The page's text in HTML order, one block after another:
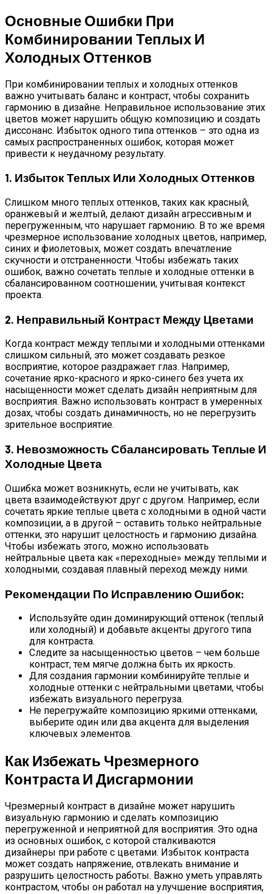
Основные Ошибки При
Комбинировании Теплых И
Холодных Оттенков
При комбинировании теплых и холодных оттенков
важно учитывать баланс и контраст, чтобы сохранить
гармонию в дизайне. Неправильное использование этих
цветов может нарушить общую композицию и создать
диссонанс. Избыток одного типа оттенков – это одна из
самых распространенных ошибок, которая может
привести к неудачному результату.
1. Избыток Теплых Или Холодных Оттенков
Слишком много теплых оттенков, таких как красный,
оранжевый и желтый, делают дизайн агрессивным и
перегруженным, что нарушает гармонию. В то же время
чрезмерное использование холодных цветов, например,
синих и фиолетовых, может создать впечатление
скучности и отстраненности. Чтобы избежать таких
ошибок, важно сочетать теплые и холодные оттенки в
сбалансированном соотношении, учитывая контекст
проекта.
2. Неправильный Контраст Между Цветами
Когда контраст между теплыми и холодными оттенками
слишком сильный, это может создавать резкое
восприятие, которое раздражает глаз. Например,
сочетание ярко-красного и ярко-синего без учета их
насыщенности может сделать дизайн неприятным для
восприятия. Важно использовать контраст в умеренных
дозах, чтобы создать динамичность, но не перегрузить
зрительное восприятие.
3. Невозможность Сбалансировать Теплые И
Холодные Цвета
Ошибка может возникнуть, если не учитывать, как
цвета взаимодействуют друг с другом. Например, если
сочетать яркие теплые цвета с холодными в одной части
композиции, а в другой – оставить только нейтральные
оттенки, это нарушит целостность и гармонию дизайна.
Чтобы избежать этого, можно использовать
нейтральные цвета как «переходные» между теплыми и
холодными, создавая плавный переход между ними.
Рекомендации По Исправлению Ошибок:
Используйте один доминирующий оттенок (теплый
или холодный) и добавьте акценты другого типа
для контраста.
Следите за насыщенностью цветов – чем больше
контраст, тем мягче должна быть их яркость.
Для создания гармонии комбинируйте теплые и
холодные оттенки с нейтральными цветами, чтобы
избежать визуального перегруза.
Не перегружайте композицию яркими оттенками,
выберите один или два акцента для выделения
ключевых элементов.
Как Избежать Чрезмерного
Контраста И Дисгармонии
Чрезмерный контраст в дизайне может нарушить
визуальную гармонию и сделать композицию
перегруженной и неприятной для восприятия. Это одна
из основных ошибок, с которой сталкиваются
дизайнеры при работе с цветами. Избыток контраста
может создать напряжение, отвлекать внимание и
разрушить целостность работы. Важно уметь управлять
контрастом, чтобы он работал на улучшение восприятия,